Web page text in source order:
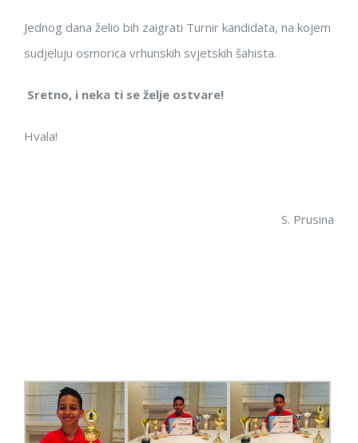
Jednog dana želio bih zaigrati Turnir kandidata, na kojem
sudjeluju osmorica vrhunskih svjetskih šahista.
Sretno, i neka ti se želje ostvare!
Hvala!
S. Prusina